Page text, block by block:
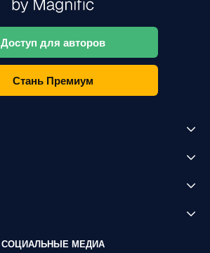
Доступ для авторов
Стань Премиум
СОЦИАЛЬНЫЕ МЕДИА